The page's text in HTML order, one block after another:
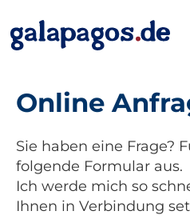
Online
Sie haben eine Frage?
folgende Formular aus.
Ich werde mich so
Ihnen in Verbindung